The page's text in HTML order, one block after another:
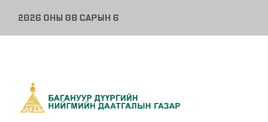
2026 ОНЫ 08 САРЫН 6